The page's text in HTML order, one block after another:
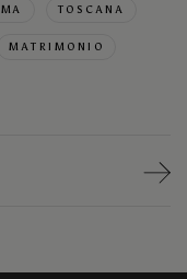
TOSCANA
MATRIMONIO